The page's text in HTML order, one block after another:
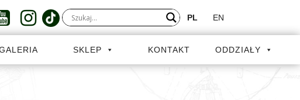
PL EN
SKLEP KONTAKT ODDZIAŁY